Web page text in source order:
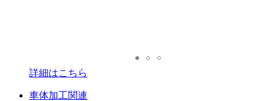
詳細はこちら
車体加工関連